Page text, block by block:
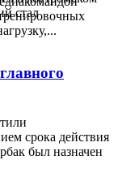
стал
срока действия
был назначен